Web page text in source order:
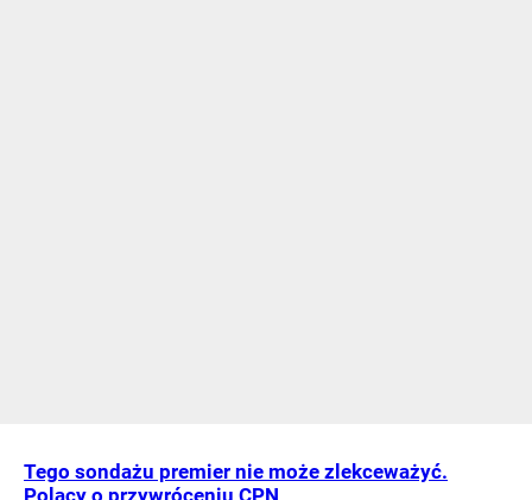
Tego sondażu premier nie może zlekceważyć.
Polacy o przywróceniu CPN